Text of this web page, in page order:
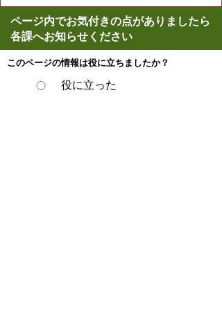
ページ内でお気付きの点がありましたら
各課へお知らせください
このページの情報は役に立ちましたか？
役に立った